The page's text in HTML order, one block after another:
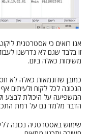
אנו רואים כי אסטרטגית
זו בלבד שגם לא נדרשנו
משימות כאלה ביום.
כמובן שדוגמאות כאלה לא
הנכונה לכל לקוח ולעיתים
המשפיעה על היכולת לבצע
הדבר מלמד גם על רמת
שימוש באסטרטגיה נכונה